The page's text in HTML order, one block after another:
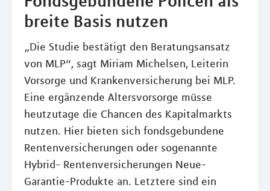
breite Basis nutzen
„Die Studie bestätigt den Beratungsansatz
von MLP“, sagt Miriam Michelsen, Leiterin
Vorsorge und Krankenversicherung bei MLP.
Eine ergänzende Altersvorsorge müsse
heutzutage die Chancen des Kapitalmarkts
nutzen. Hier bieten sich fondsgebundene
Rentenversicherungen oder sogenannte
Hybrid- Rentenversicherungen Neue-
Garantie-Produkte an. Letztere sind ein